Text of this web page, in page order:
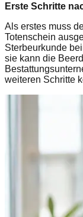
Erste Schritte
Als erstes muss
Totenschein
Sterbeurkunde
sie kann die
weiteren Schritte